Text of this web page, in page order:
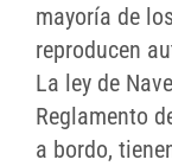
mayoría de
reproducen
La ley de
Reglamento
a bordo,